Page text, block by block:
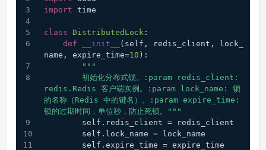
import time
class DistributedLock :
def
__init__ ( self, redis_client, lock_
name, expire_time=10 ):
"""
redis.Redis 客户端实例。:param lock_name: 锁
的名称（Redis 中的键名）。:param expire_time:
锁的过期时间，单位秒，防止死锁。"""
        self.redis_client = redis_client
        self.lock_name = lock_name
        self.expire_time = expire_time